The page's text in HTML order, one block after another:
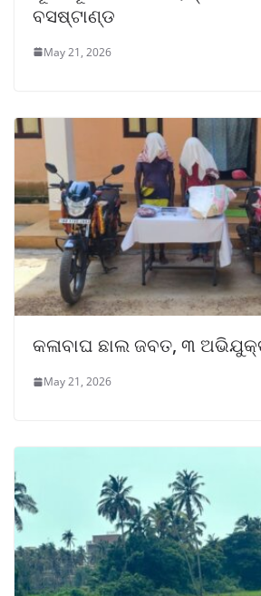
ବସଷ୍ଟାଣ୍ଡ
May 21, 2026
କଳାବାଘ ଛାଲ ଜବତ, ୩
May 21, 2026